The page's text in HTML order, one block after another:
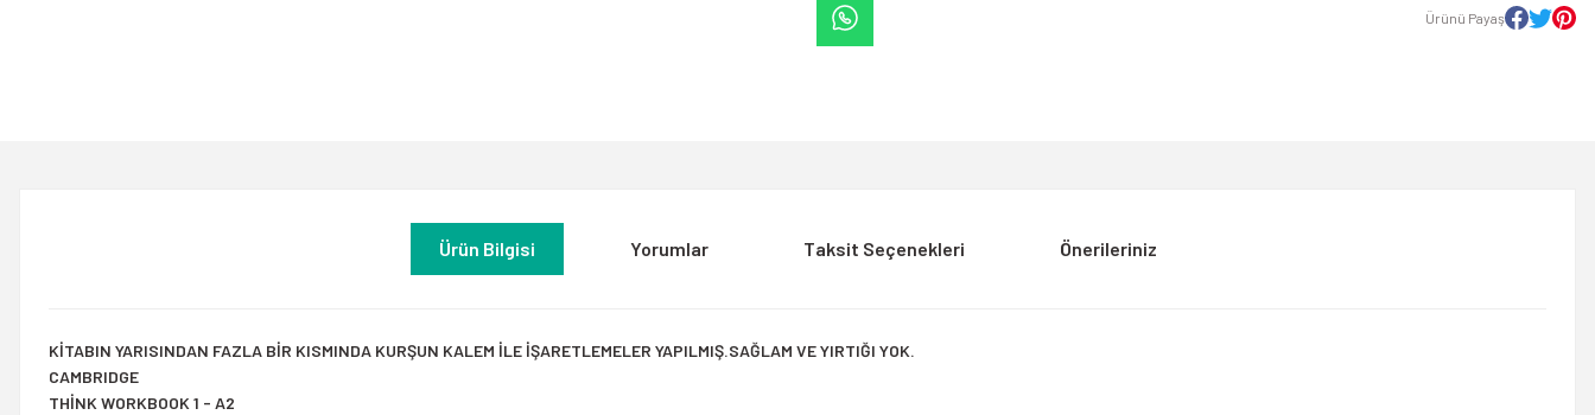
Ürünü Payaş
Ürün Bilgisi Yorumlar Taksit Seçenekleri Önerileriniz
KİTABIN YARISINDAN FAZLA BİR KISMINDA KURŞUN KALEM İLE İŞARETLEMELER YAPILMIŞ.SAĞLAM VE YIRTIĞI YOK.
CAMBRIDGE
THİNK WORKBOOK 1 - A2